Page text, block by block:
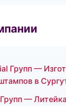
Групп —
в
—